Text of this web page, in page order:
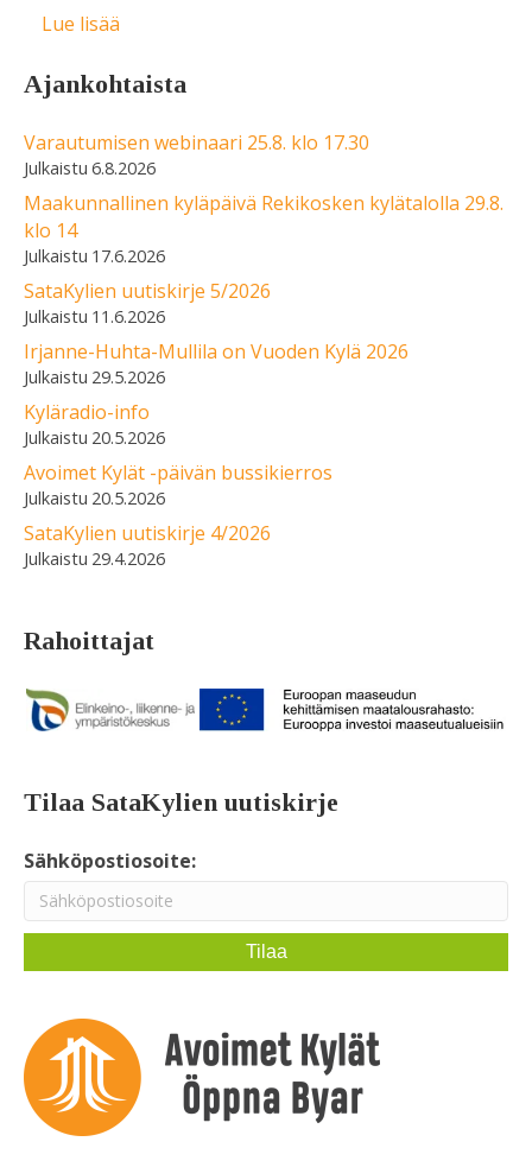
Lue lisää
Ajankohtaista
Varautumisen webinaari 25.8. klo 17.30
6.8.2026
Maakunnallinen kyläpäivä Rekikosken kylätalolla 29.8.
klo 14
17.6.2026
SataKylien uutiskirje 5/2026
11.6.2026
Irjanne-Huhta-Mullila on Vuoden Kylä 2026
29.5.2026
Kyläradio-info
20.5.2026
Avoimet Kylät -päivän bussikierros
20.5.2026
SataKylien uutiskirje 4/2026
29.4.2026
Rahoittajat
Tilaa SataKylien uutiskirje
Sähköpostiosoite: